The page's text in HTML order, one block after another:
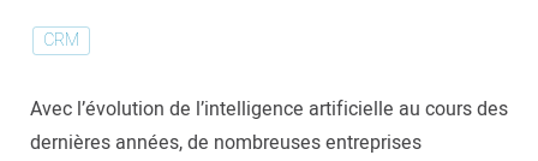
CRM
Avec l’évolution de l’intelligence artificielle au cours des
dernières années, de nombreuses entreprises